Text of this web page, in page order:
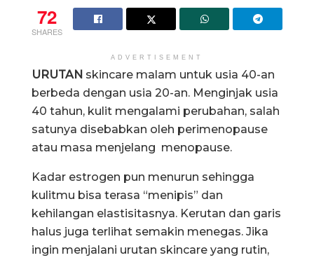
72
SHARES
ADVERTISEMENT
URUTAN skincare malam untuk usia 40-an
berbeda dengan usia 20-an. Menginjak usia
40 tahun, kulit mengalami perubahan, salah
satunya disebabkan oleh perimenopause
atau masa menjelang menopause.
Kadar estrogen pun menurun sehingga
kulitmu bisa terasa “menipis” dan
kehilangan elastisitasnya. Kerutan dan garis
halus juga terlihat semakin menegas. Jika
ingin menjalani urutan skincare yang rutin,